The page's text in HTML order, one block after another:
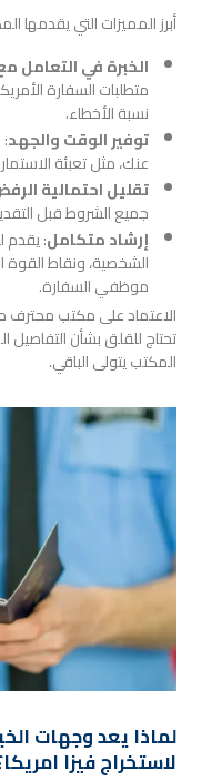
أبرز المميزات التي يقدمها
الخبرة في التعامل
متطلبات السفارة
نسبة الأخطاء.
توفير الوقت والجهد:
عنك، مثل تعبئة
تقليل احتمالية
جميع الشروط قبل
إرشاد متكامل: يقدم
الشخصية، ونقاط القوة
موظفي السفارة.
الاعتماد على مكتب محترف
تحتاج للقلق بشأن التفاصيل
المكتب يتولى الباقي.
لماذا يعد وجهات
لاستخراج فيزا